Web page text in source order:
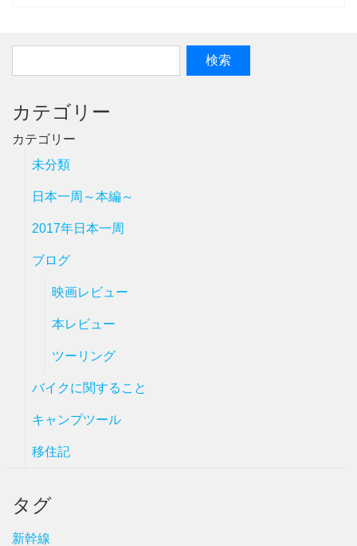
カテゴリー
カテゴリー
未分類
日本一周～本編～
2017年日本一周
ブログ
映画レビュー
本レビュー
ツーリング
バイクに関すること
キャンプツール
移住記
タグ
新幹線